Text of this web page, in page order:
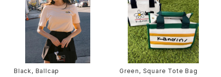
Black, Ballcap Green, Square Tote Bag